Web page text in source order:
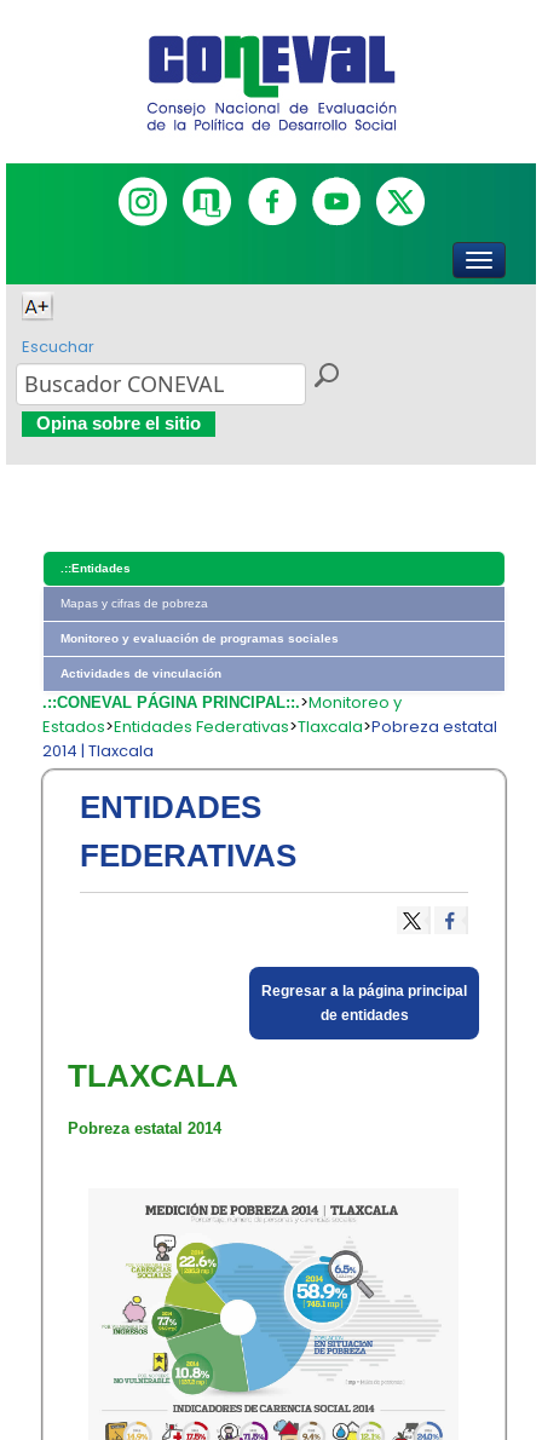
Escuchar
Opina sobre el sitio
.::Entidades
Mapas y cifras de pobreza
Monitoreo y evaluación de programas sociales
Actividades de vinculación
.::CONEVAL PÁGINA PRINCIPAL::.>Monitoreo y
Estados>Entidades Federativas>Tlaxcala>Pobreza estatal
2014 | Tlaxcala
ENTIDADES
FEDERATIVAS
​Regresar a la página principal
de entidades​
TLAXCALA
Pobreza estatal 2014​